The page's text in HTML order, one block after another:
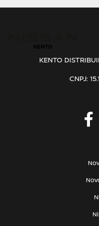
KENTO
CNPJ: